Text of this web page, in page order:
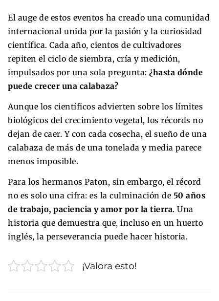
El auge de estos eventos ha creado una comunidad
internacional unida por la pasión y la curiosidad
científica. Cada año, cientos de cultivadores
repiten el ciclo de siembra, cría y medición,
impulsados por una sola pregunta: ¿hasta dónde
puede crecer una calabaza?
Aunque los científicos advierten sobre los límites
biológicos del crecimiento vegetal, los récords no
dejan de caer. Y con cada cosecha, el sueño de una
calabaza de más de una tonelada y media parece
menos imposible.
Para los hermanos Paton, sin embargo, el récord
no es solo una cifra: es la culminación de 50 años
de trabajo, paciencia y amor por la tierra. Una
historia que demuestra que, incluso en un huerto
inglés, la perseverancia puede hacer historia.
¡Valora esto!